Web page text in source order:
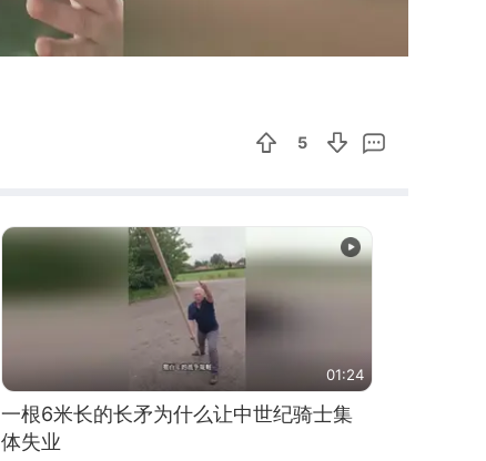
5
01:24
一根6米长的长矛为什么让中世纪骑士集
体失业